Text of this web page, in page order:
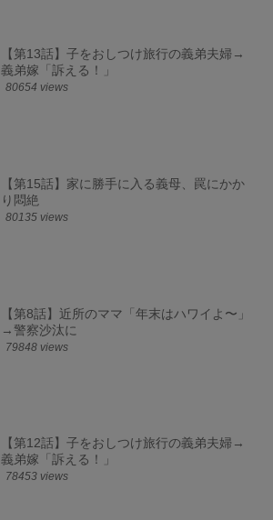
【第13話】子をおしつけ旅行の義弟夫婦→
義弟嫁「訴える！」
80654 views
【第15話】家に勝手に入る義母、罠にかか
り悶絶
80135 views
【第8話】近所のママ「年末はハワイよ〜」
→警察沙汰に
79848 views
【第12話】子をおしつけ旅行の義弟夫婦→
義弟嫁「訴える！」
78453 views